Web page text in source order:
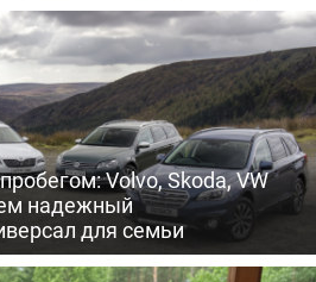
Volvo, Skoda, VW
надежный
для семьи